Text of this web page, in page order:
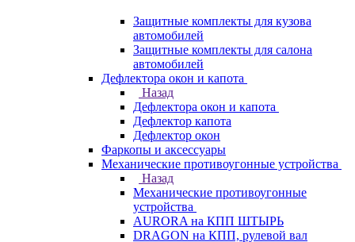
Защитные комплекты для кузова
автомобилей
Защитные комплекты для салона
автомобилей
Дефлектора окон и капота
Назад
Дефлектора окон и капота
Дефлектор капота
Дефлектор окон
Фаркопы и аксессуары
Механические противоугонные устройства
Назад
Механические противоугонные
устройства
AURORA на КПП ШТЫРЬ
DRAGON на КПП, рулевой вал